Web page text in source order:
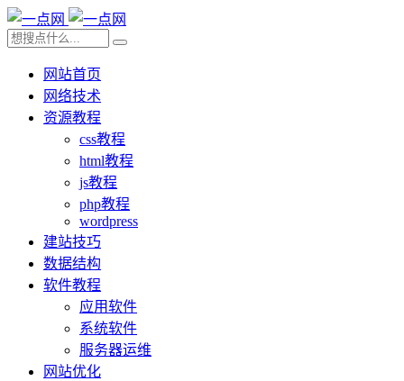
网站首页
网络技术
资源教程
css教程
html教程
js教程
php教程
wordpress
建站技巧
数据结构
软件教程
应用软件
系统软件
服务器运维
网站优化